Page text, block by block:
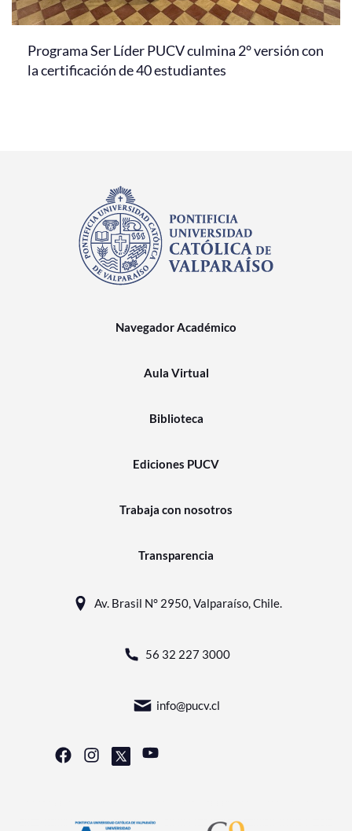
Programa Ser Líder PUCV culmina 2° versión con
la certificación de 40 estudiantes
Navegador Académico
Aula Virtual
Biblioteca
Ediciones PUCV
Trabaja con nosotros
Transparencia
Av. Brasil N° 2950, Valparaíso, Chile.
56 32 227 3000
info@pucv.cl